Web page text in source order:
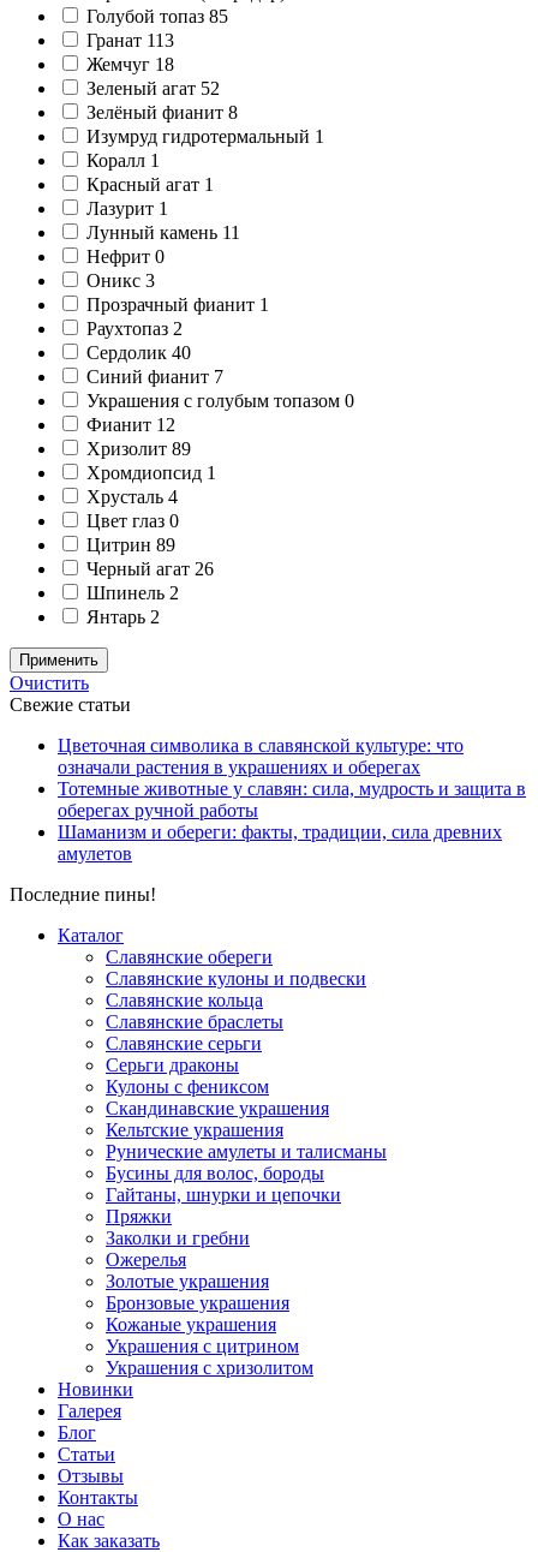
Голубой топаз 85
Гранат 113
Жемчуг 18
Зеленый агат 52
Зелёный фианит 8
Изумруд гидротермальный 1
Коралл 1
Красный агат 1
Лазурит 1
Лунный камень 11
Нефрит 0
Оникс 3
Прозрачный фианит 1
Раухтопаз 2
Сердолик 40
Синий фианит 7
Украшения с голубым топазом 0
Фианит 12
Хризолит 89
Хромдиопсид 1
Хрусталь 4
Цвет глаз 0
Цитрин 89
Черный агат 26
Шпинель 2
Янтарь 2
Применить
Очистить
Свежие статьи
Цветочная символика в славянской культуре: что
означали растения в украшениях и оберегах
Тотемные животные у славян: сила, мудрость и защита в
оберегах ручной работы
Шаманизм и обереги: факты, традиции, сила древних
амулетов
Последние пины!
Каталог
Славянские обереги
Славянские кулоны и подвески
Славянские кольца
Славянские браслеты
Славянские серьги
Серьги драконы
Кулоны с фениксом
Скандинавские украшения
Кельтские украшения
Рунические амулеты и талисманы
Бусины для волос, бороды
Гайтаны, шнурки и цепочки
Пряжки
Заколки и гребни
Ожерелья
Золотые украшения
Бронзовые украшения
Кожаные украшения
Украшения с цитрином
Украшения с хризолитом
Новинки
Галерея
Блог
Статьи
Отзывы
Контакты
О нас
Как заказать